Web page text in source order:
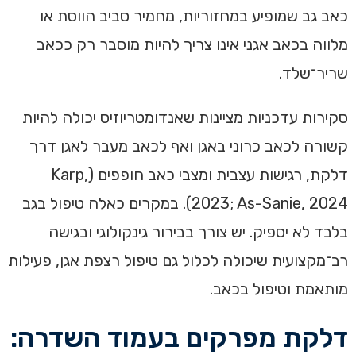
כאב גב שמופיע במחזוריות, מחמיר סביב הווסת או
מלווה בכאב אגני אינו צריך להיות מוסבר רק ככאב
שריר־שלד.
סקירות עדכניות מציינות שאנדומטריוזיס יכולה להיות
קשורה לכאב כרוני באגן ואף לכאב מעבר לאגן דרך
דלקת, רגישות עצבית ומצבי כאב חופפים (Karp,
2023; As-Sanie, 2024). במקרים כאלה טיפול בגב
בלבד לא יספיק. יש צורך בבירור גינקולוגי ובגישה
רב־מקצועית שיכולה לכלול גם טיפול רצפת אגן, פעילות
מותאמת וטיפול בכאב.
דלקת מפרקים בעמוד השדרה: